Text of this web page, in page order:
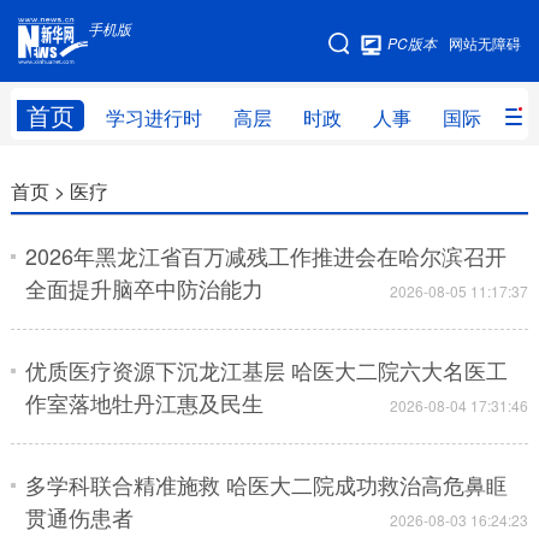
手机版
网站无障碍
PC版本
首页 学习进行时 高层 时政 人事 国际 财
手机版
网站地图
学习进行时
台湾 思客智库 教育
科技 科普 体育 文化
健康 军事 访谈 视频
食品 人居 信息化 乡村振兴
溯源中国
首页 > 医疗
2026年黑龙江省百万减残工作推进会在哈尔滨召开
全面提升脑卒中防治能力
2026-08-05 11:17:37
优质医疗资源下沉龙江基层 哈医大二院六大名医工
作室落地牡丹江惠及民生
2026-08-04 17:31:46
多学科联合精准施救 哈医大二院成功救治高危鼻眶
贯通伤患者
2026-08-03 16:24:23